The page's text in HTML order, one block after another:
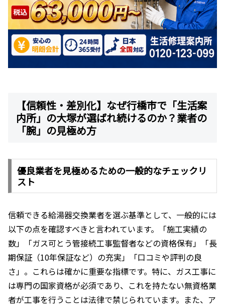
【信頼性・差別化】なぜ行橋市で「生活案
内所」の大塚が選ばれ続けるのか？業者の
「腕」の見極め方
優良業者を見極めるための一般的なチェックリ
スト
信頼できる給湯器交換業者を選ぶ基準として、一般的には
以下の点を確認すべきと言われています。「施工実績の
数」「ガス可とう管接続工事監督者などの資格保有」「長
期保証（10年保証など）の充実」「口コミや評判の良
さ」。これらは確かに重要な指標です。特に、ガス工事に
は専門の国家資格が必須であり、これを持たない無資格業
者が工事を行うことは法律で禁じられています。また、ア